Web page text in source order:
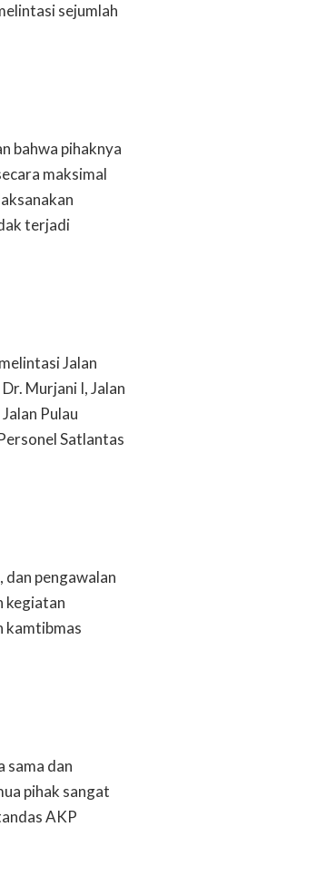
sejumlah
bahwa pihaknya
maksimal
terjadi
Jalan
Murjani I, Jalan
Pulau
Satlantas
dan pengawalan
kegiatan
kamtibmas
sama dan
pihak sangat
AKP